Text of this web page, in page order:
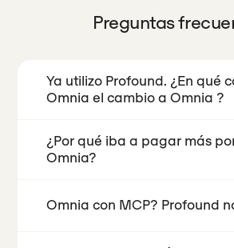
Preguntas
Ya utilizo Profound. ¿En qué
Omnia el cambio a Omnia ?
La mayoría de los equipos
a trabajar con Omnia mismo
de implementación y sin
¿Por qué iba a pagar más
Omnia?
El plan de 99 $ de Profound
Omnia con MCP? Profound